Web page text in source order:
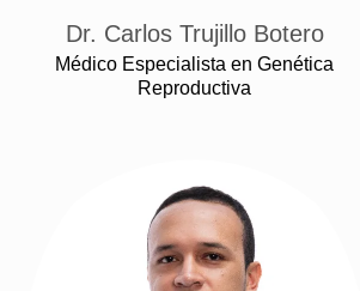
Dr. Carlos Trujillo Botero
Médico Especialista en Genética
Reproductiva